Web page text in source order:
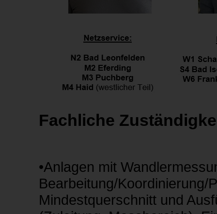
Fachliche
•Anlagen mit
Bearbeitung/Koordinierung/
Mindestquerschnitt und